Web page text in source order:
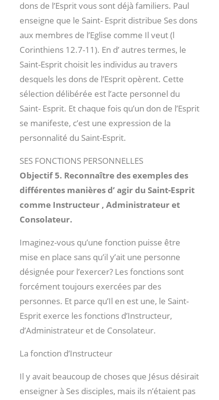
dons de l’Esprit vous sont déjà familiers. Paul
enseigne que le Saint- Esprit distribue Ses dons
aux membres de l’Eglise comme Il veut (l
Corinthiens 12.7-11). En d’ autres termes, le
Saint-Esprit choisit les individus au travers
desquels les dons de l’Esprit opèrent. Cette
sélection délibérée est l’acte personnel du
Saint- Esprit. Et chaque fois qu’un don de l’Esprit
se manifeste, c’est une expression de la
personnalité du Saint-Esprit.
SES FONCTIONS PERSONNELLES
Objectif 5. Reconnaître des exemples des
différentes manières d’ agir du Saint-Esprit
comme Instructeur , Administrateur et
Consolateur.
Imaginez-vous qu’une fonction puisse être
mise en place sans qu’il y’ait une personne
désignée pour l’exercer? Les fonctions sont
forcément toujours exercées par des
personnes. Et parce qu’Il en est une, le Saint-
Esprit exerce les fonctions d’Instructeur,
d’Administrateur et de Consolateur.
La fonction d’Instructeur
Il y avait beaucoup de choses que Jésus désirait
enseigner à Ses disciples, mais ils n’étaient pas